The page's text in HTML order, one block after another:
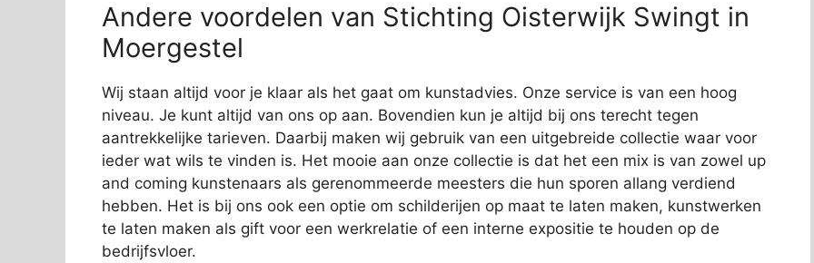
Andere voordelen van Stichting Oisterwijk Swingt in
Moergestel
Wij staan altijd voor je klaar als het gaat om kunstadvies. Onze service is van een hoog
niveau. Je kunt altijd van ons op aan. Bovendien kun je altijd bij ons terecht tegen
aantrekkelijke tarieven. Daarbij maken wij gebruik van een uitgebreide collectie waar voor
ieder wat wils te vinden is. Het mooie aan onze collectie is dat het een mix is van zowel up
and coming kunstenaars als gerenommeerde meesters die hun sporen allang verdiend
hebben. Het is bij ons ook een optie om schilderijen op maat te laten maken, kunstwerken
te laten maken als gift voor een werkrelatie of een interne expositie te houden op de
bedrijfsvloer.